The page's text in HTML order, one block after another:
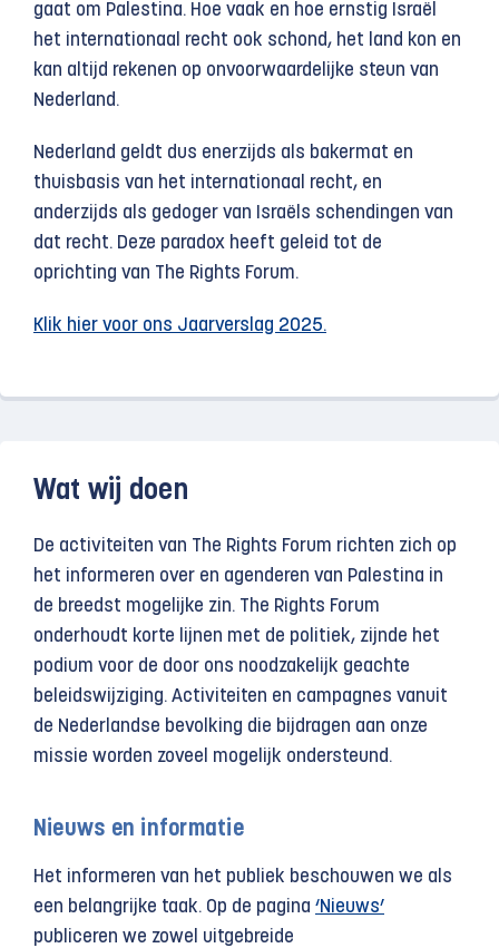
gaat om Palestina. Hoe vaak en hoe ernstig Israël
het internationaal recht ook schond, het land kon en
kan altijd rekenen op onvoorwaardelijke steun van
Nederland.
Nederland geldt dus enerzijds als bakermat en
thuisbasis van het internationaal recht, en
anderzijds als gedoger van Israëls schendingen van
dat recht. Deze paradox heeft geleid tot de
oprichting van The Rights Forum.
Klik hier voor ons Jaarverslag 2025.
Wat wij doen
De activiteiten van The Rights Forum richten zich op
het informeren over en agenderen van Palestina in
de breedst mogelijke zin. The Rights Forum
onderhoudt korte lijnen met de politiek, zijnde het
podium voor de door ons noodzakelijk geachte
beleids­wijziging. Activiteiten en campagnes vanuit
de Nederlandse bevolking die bijdragen aan onze
missie worden zoveel mogelijk ondersteund.
Nieuws en informatie
Het informeren van het publiek beschouwen we als
een belangrijke taak. Op de pagina ‘Nieuws’
publiceren we zowel uitgebreide